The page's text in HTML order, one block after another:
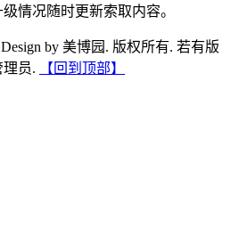
情况随时更新索取内容。
by 美博园. 版权所有. 若有版
员.
【回到顶部】